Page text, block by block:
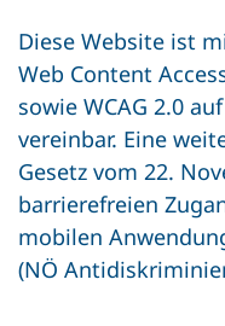
Diese Website ist
Web Content
sowie WCAG 2.0
vereinbar. Eine
Gesetz vom 22.
barrierefreien
mobilen
(NÖ